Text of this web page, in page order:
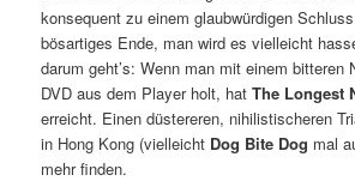
konsequent zu einem glaubwürdigen
bösartiges Ende, man wird es vielleicht
darum geht’s: Wenn man mit einem bitteren
DVD aus dem Player holt, hatThe Longest
erreicht. Einen düstereren, nihilistischeren
in Hong Kong (vielleicht Dog Bite Dog mal
mehr finden.